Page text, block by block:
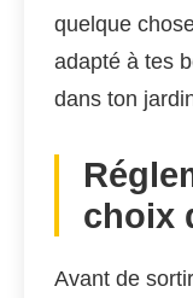
quelque
adapté à tes
dans ton
choix
Avant de